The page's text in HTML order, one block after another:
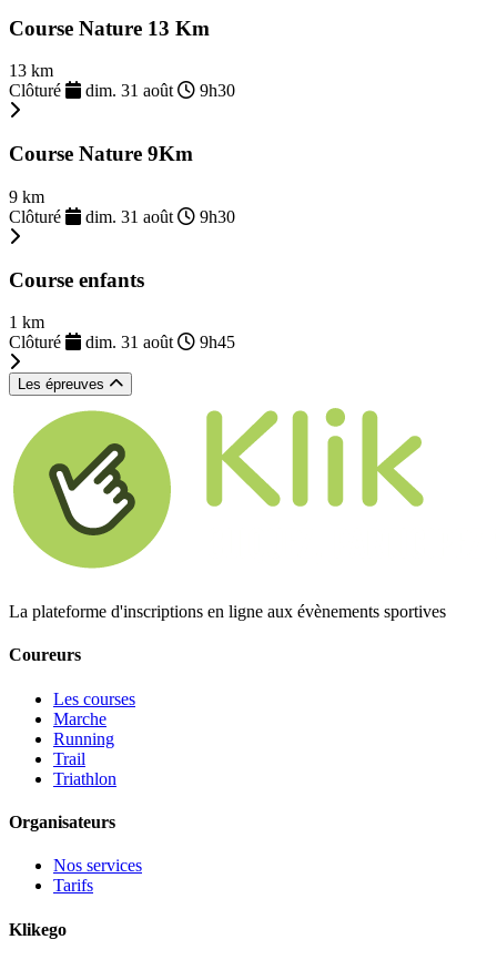
Course Nature 13 Km
13 km
Clôturé
dim. 31 août 9h30
Course Nature 9Km
9 km
Clôturé
dim. 31 août 9h30
Course enfants
1 km
Clôturé
dim. 31 août 9h45
Les épreuves
La plateforme d'inscriptions en ligne aux évènements sportives
Coureurs
Les courses
Marche
Running
Trail
Triathlon
Organisateurs
Nos services
Tarifs
Klikego